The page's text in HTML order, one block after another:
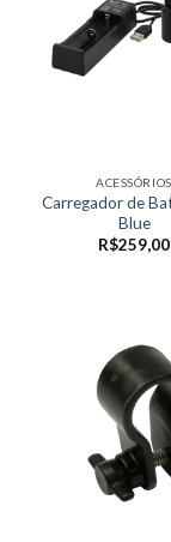
ACESSÓRIOS
Carregador de
Blue
R$259,00